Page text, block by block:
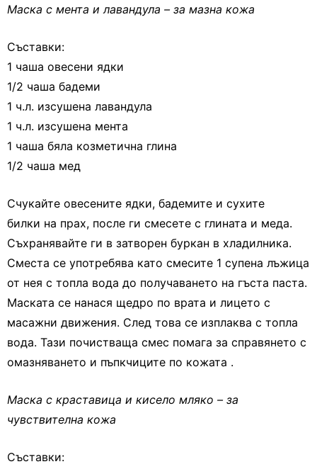
Маска с мента и лавандула – за мазна кожа
Съставки:
1 чаша овесени ядки
1/2 чаша бадеми
1 ч.л. изсушена лавандула
1 ч.л. изсушена мента
1 чаша бяла козметична глина
1/2 чаша мед
Счукайте овесените ядки, бадемите и сухите
билки на прах, после ги смесете с глината и меда.
Съхранявайте ги в затворен буркан в хладилника.
Сместа се употребява като смесите 1 супена лъжица
от нея с топла вода до получаването на гъста паста.
Маската се нанася щедро по врата и лицето с
масажни движения. След това се изплаква с топла
вода. Тази почистваща смес помага за справянето с
омазняването и пъпкчиците по кожата .
Маска с краставица и кисело мляко – за
чувствителна кожа
Съставки: